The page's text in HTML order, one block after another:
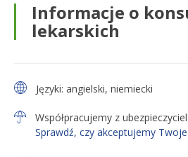
Informacje o
lekarskich
Języki: angielski, niemiecki
Współpracujemy z
Sprawdź, czy akceptujemy